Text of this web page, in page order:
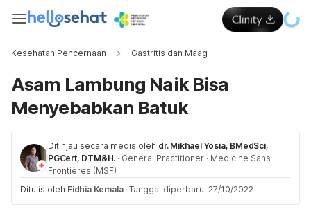
Kesehatan Pencernaan Gastritis dan Maag
Asam Lambung Naik Bisa
Menyebabkan Batuk
Ditinjau secara medis oleh dr. Mikhael Yosia, BMedSci,
PGCert, DTM&H. · General Practitioner · Medicine Sans
Frontières (MSF)
Ditulis oleh Fidhia Kemala · Tanggal diperbarui 27/10/2022